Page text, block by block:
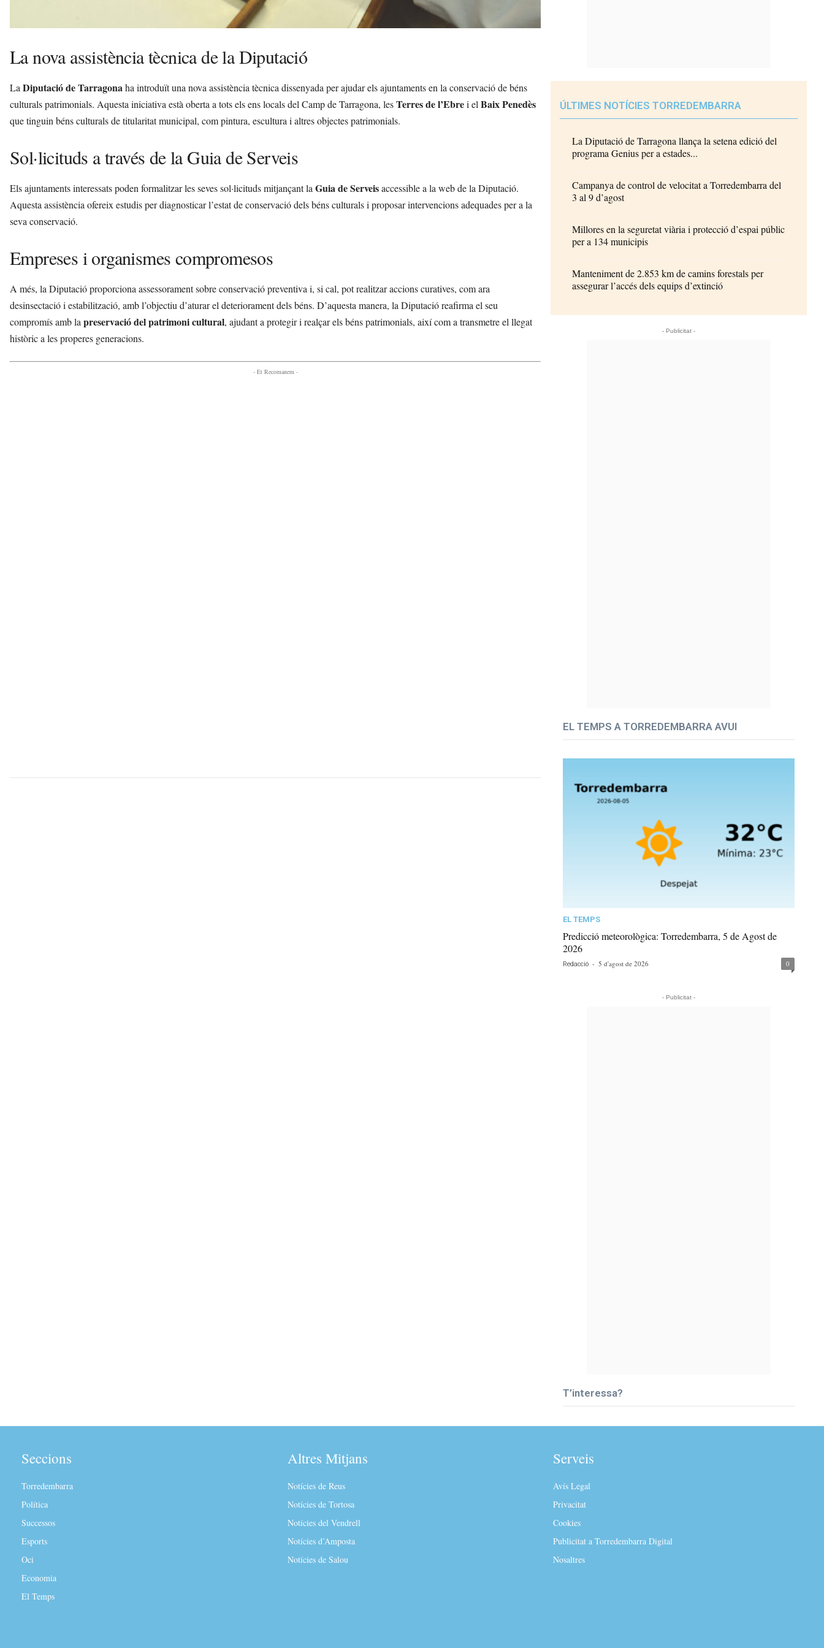
La nova assistència tècnica de la Diputació
La Diputació de Tarragona ha introduït una nova assistència tècnica dissenyada per ajudar els ajuntaments en la conservació de béns
culturals patrimonials. Aquesta iniciativa està oberta a tots els ens locals del Camp de Tarragona, lesTerres de l’Ebrei el Baix Penedès
que tinguin béns culturals de titularitat municipal, com pintura, escultura i altres objectes patrimonials.
Sol·licituds a través de la Guia de Serveis
Els ajuntaments interessats poden formalitzar les seves sol·licituds mitjançant la Guia de Serveisaccessible a la web de la Diputació.
Aquesta assistència ofereix estudis per diagnosticar l’estat de conservació dels béns culturals i proposar intervencions adequades per a la
seva conservació.
Empreses i organismes compromesos
A més, la Diputació proporciona assessorament sobre conservació preventiva i, si cal, pot realitzar accions curatives, com ara
desinsectació i estabilització, amb l’objectiu d’aturar el deteriorament dels béns. D’aquesta manera, la Diputació reafirma el seu
compromís amb la preservació del patrimoni cultural, ajudant a protegir i realçar els béns patrimonials, així com a transmetre el llegat
històric a les properes generacions.
- Et Recomanem -
ÚLTIMES NOTÍCIES TORREDEMBARRA
La Diputació de Tarragona llança la setena edició del
programa Genius per a estades...
Campanya de control de velocitat a Torredembarra del
3 al 9 d’agost
Millores en la seguretat viària i protecció d’espai públic
per a 134 municipis
Manteniment de 2.853 km de camins forestals per
assegurar l’accés dels equips d’extinció
- Publicitat -
EL TEMPS A TORREDEMBARRA AVUI
EL TEMPS
Predicció meteorològica: Torredembarra, 5 de Agost de
2026
Redacció - 5 d'agost de 2026 0
- Publicitat -
T’interessa?
Seccions
Torredembarra
Política
Successos
Esports
Oci
Economia
El Temps
Altres Mitjans
Notícies de Reus
Notícies de Tortosa
Notícies del Vendrell
Notícies d’Amposta
Notícies de Salou
Serveis
Avís Legal
Privacitat
Cookies
Publicitat a Torredembarra Digital
Nosaltres